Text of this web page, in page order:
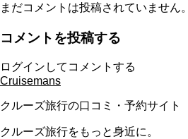
まだコメントは投稿されていません。
コメントを投稿する
ログインしてコメントする
Cruisemans
クルーズ旅行の口コミ・予約サイト
クルーズ旅行をもっと身近に。